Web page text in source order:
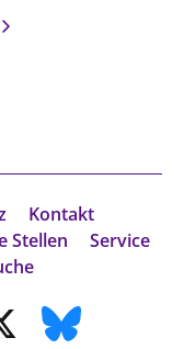
Kontakt
Stellen
Service